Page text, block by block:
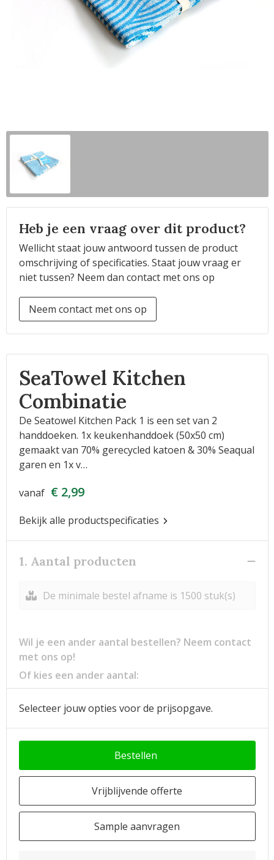
Heb je een vraag over dit product?
Wellicht staat jouw antwoord tussen de product
omschrijving of specificaties. Staat jouw vraag er
niet tussen? Neem dan contact met ons op
Neem contact met ons op
SeaTowel Kitchen
Combinatie
De Seatowel Kitchen Pack 1 is een set van 2
handdoeken. 1x keukenhanddoek (50x50 cm)
gemaakt van 70% gerecycled katoen & 30% Seaqual
garen en 1x v…
vanaf € 2,99
Bekijk alle productspecificaties
1. Aantal producten
De minimale bestel afname is 1500 stuk(s)
Wil je een ander aantal bestellen? Neem contact
met ons op!
Of kies een ander aantal:
Selecteer jouw opties voor de prijsopgave.
Bestellen
Vrijblijvende offerte
Sample aanvragen